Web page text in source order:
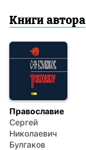
Книги автора
Православие
Сергей
Николаевич
Булгаков